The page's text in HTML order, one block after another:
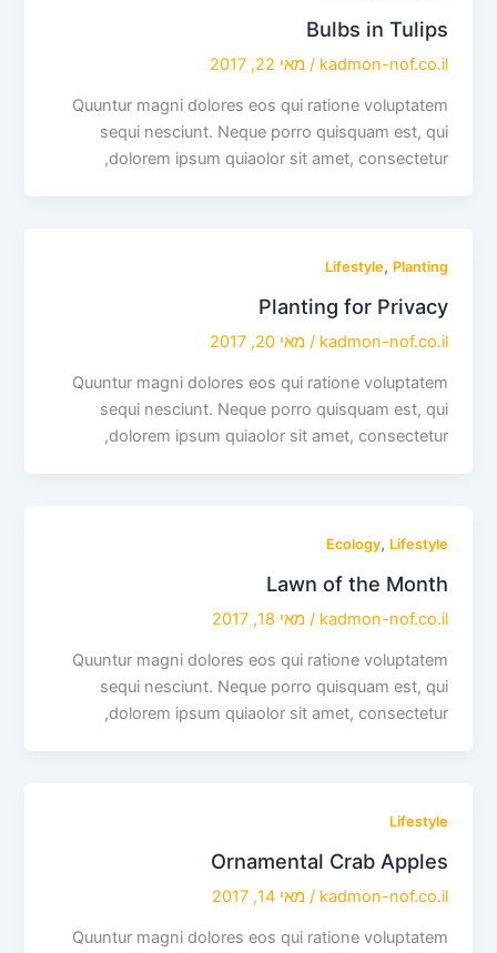
Bulbs in Tulips
kadmon-nof.co.il
/מאי 22, 2017
Quuntur magni dolores eos qui ratione voluptatem
sequi nesciunt. Neque porro quisquam est, qui
dolorem ipsum quiaolor sit amet, consectetur,
Lifestyle, Planting
Planting for Privacy
kadmon-nof.co.il
/מאי 20, 2017
Quuntur magni dolores eos qui ratione voluptatem
sequi nesciunt. Neque porro quisquam est, qui
dolorem ipsum quiaolor sit amet, consectetur,
Ecology, Lifestyle
Lawn of the Month
kadmon-nof.co.il
/מאי 18, 2017
Quuntur magni dolores eos qui ratione voluptatem
sequi nesciunt. Neque porro quisquam est, qui
dolorem ipsum quiaolor sit amet, consectetur,
Lifestyle
Ornamental Crab Apples
kadmon-nof.co.il
/מאי 14, 2017
Quuntur magni dolores eos qui ratione voluptatem